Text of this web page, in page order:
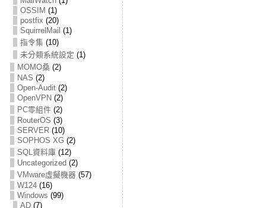
OSSIM (1)
postfix (20)
SquirrelMail (1)
指令集 (10)
未分類系統設定 (1)
MOMO桑 (2)
NAS (2)
Open-Audit(2)
OpenVPN (2)
PC零組件(2)
RouterOS (3)
SERVER(10)
SOPHOS XG (2)
SQL資料庫(12)
Uncategorized (2)
VMware虛擬機器 (57)
W124(16)
Windows (99)
AD(7)